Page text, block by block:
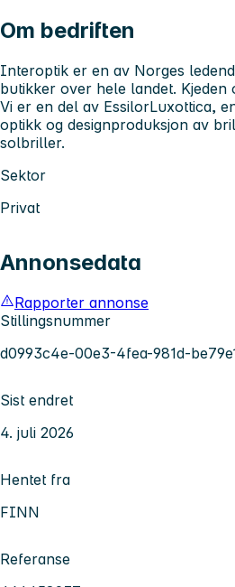
Om bedriften
Interoptik er en av Norges
butikker over hele landet. Kjeden
Vi er en del av EssilorLuxottica,
optikk og designproduksjon av
solbriller.
Sektor
Privat
Annonsedata
Rapporter annonse
Stillingsnummer
d0993c4e-00e3-4fea-981d-
Sist endret
4. juli 2026
Hentet fra
FINN
Referanse